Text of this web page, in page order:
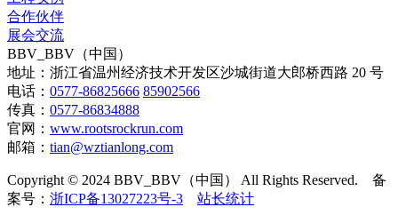
合作伙伴
展会交流
BBV_BBV（中国）
地址：浙江省温州经济技术开发区沙城街道大郎桥西路 20 号
电话： 0577-86825666 85902566
传真： 0577-86834888
官网： www.rootsrockrun.com
邮箱： tian@wztianlong.com
Copyright © 2024 BBV_BBV（中国） All Rights Reserved. 备
案号： 浙ICP备13027223号-3 站长统计